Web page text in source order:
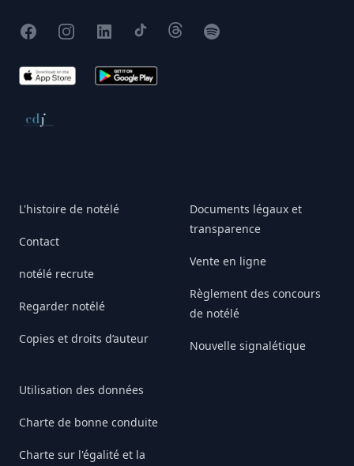
FacebookInstagram
X TikTokThreadsSpotify
App Store Google Play
Conseil de déontologie journalistique
L'histoire de notélé
Contact
notélé recrute
Regarder notélé
Copies et droits d’auteur
Utilisation des données
Charte de bonne conduite
Charte sur l'égalité et la
Documents légaux et
transparence
Vente en ligne
Règlement des concours
de notélé
Nouvelle signalétique